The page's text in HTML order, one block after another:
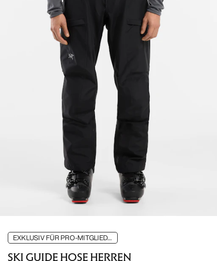
EXKLUSIV FÜR PRO-MITGLIED...
SKI GUIDE HOSE HERREN